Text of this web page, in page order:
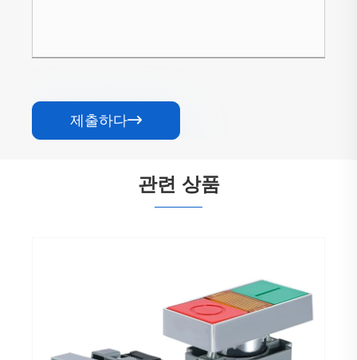
제출하다
관련 상품